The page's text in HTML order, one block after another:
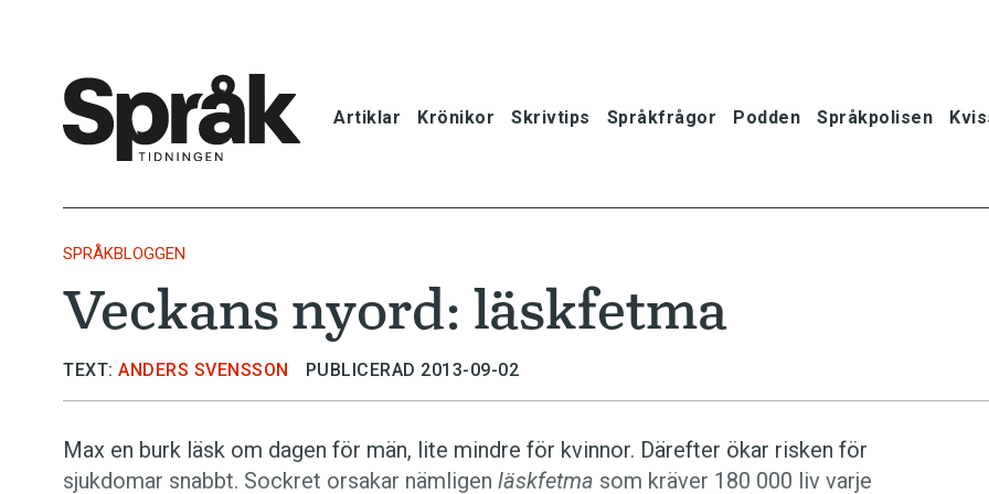
Artiklar Krönikor Skrivtips Språkfrågor Podden Språkpolisen
Krönikor
Språkfrågor
Bokrecensioner
SPRÅKBLOGGEN
Veckans nyord: läskfetma
TEXT: ANDERS SVENSSON PUBLICERAD 2013-09-02
Max en burk läsk om dagen för män, lite mindre för kvinnor. Därefter ökar risken för
sjukdomar snabbt. Sockret orsakar nämligen läskfetma som kräver 180 000 liv varje